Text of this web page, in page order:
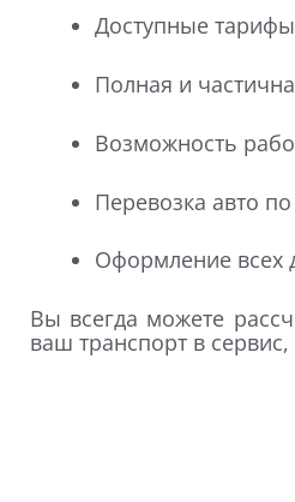
Доступные тарифы
Полная и
Возможность
Перевозка авто
Оформление всех
Вы всегда можете
ваш транспорт в